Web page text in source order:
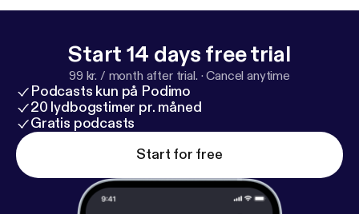
Start 14 days free trial
99 kr. / month after trial. ·Cancel anytime
Podcasts kun på Podimo
20 lydbogstimer pr. måned
Gratis podcasts
Start for free